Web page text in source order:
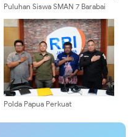
Puluhan Siswa SMAN 7 Barabai
Rekrutmen TNI AD
Polda Papua Perkuat
Subsidi, Ajak Masyarakat Aktif